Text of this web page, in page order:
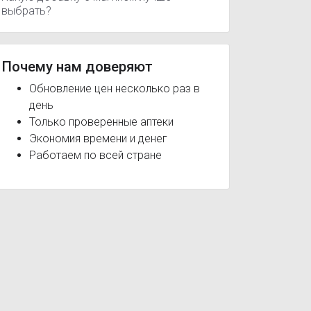
Kidz Сироп с карнитином стик 20 шт
Бронхит Инфекции нижних отделов дыхательных путей
выбрать?
Почему нам доверяют
Обновление цен несколько раз в
день
Только проверенные аптеки
Экономия времени и денег
Работаем по всей стране